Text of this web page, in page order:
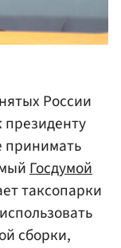
России
принимать
Госдумой
таксопарки
сборки,